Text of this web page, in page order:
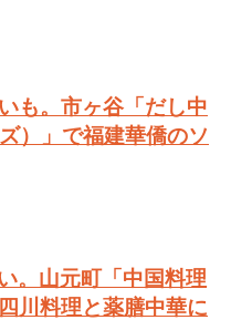
も。市ヶ谷「だし中
）」で福建華僑のソ
。山元町「中国料理
川料理と薬膳中華に